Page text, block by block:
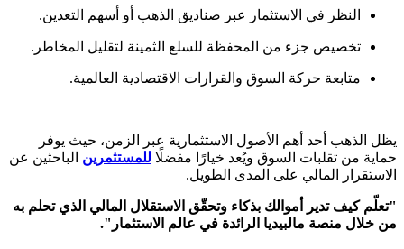
النظر في الاستثمار عبر صناديق الذهب أو أسهم التعدين.
تخصيص جزء من المحفظة للسلع الثمينة لتقليل المخاطر.
متابعة حركة السوق والقرارات الاقتصادية العالمية.
يظل الذهب أحد أهم الأصول الاستثمارية عبر الزمن، حيث يوفر
حماية من تقلبات السوق ويُعد خيارًا مفضلًا للمستثمرين الباحثين عن
الاستقرار المالي على المدى الطويل.
"تعلّم كيف تدير أموالك بذكاء وتحقّق الاستقلال المالي الذي تحلم به
من خلال منصة مالبيديا الرائدة في عالم الاستثمار".